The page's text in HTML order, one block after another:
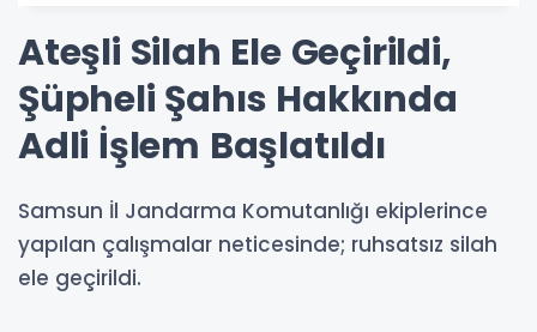
Ateşli Silah Ele Geçirildi,
Şüpheli Şahıs Hakkında
Adli İşlem Başlatıldı
Samsun İl Jandarma Komutanlığı ekiplerince
yapılan çalışmalar neticesinde; ruhsatsız silah
ele geçirildi.